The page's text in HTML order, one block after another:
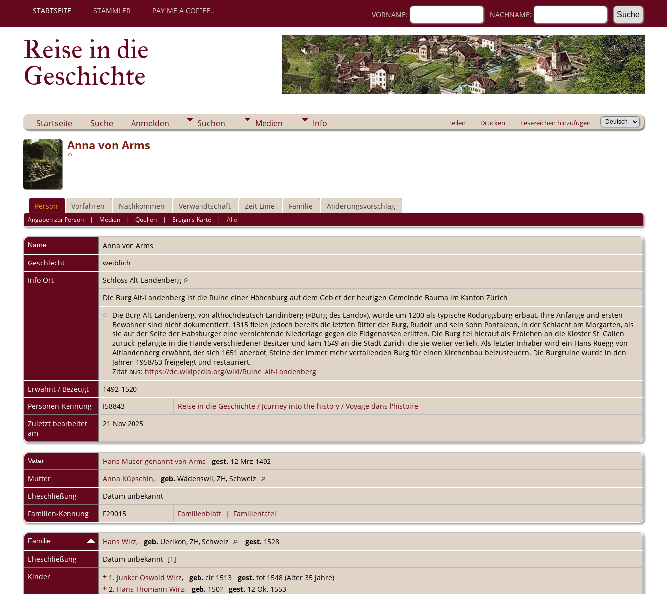
STARTSEITE STAMMLER PAY ME A COFFEE.. VORNAME: NACHNAME:
Reise in die
Geschichte
Startseite Suche Anmelden Suchen Medien Info Teilen Drucken Lesezeichen hinzufügen
Anna von Arms
Person Vorfahren Nachkommen Verwandtschaft Zeit Linie Familie Änderungsvorschlag
Angaben zur Person | Medien |Quellen | Ereignis-Karte |Alle
Name Anna von Arms
Geschlecht
weiblich
Info Ort
Schloss Alt-Landenberg
Die Burg Alt-Landenberg ist die Ruine einer Höhenburg auf dem Gebiet der heutigen Gemeinde Bauma im Kanton Zürich
Die Burg Alt-Landenberg, von althochdeutsch Landinberg («Burg des Lando»), wurde um 1200 als typische Rodungsburg erbaut. Ihre Anfänge und ersten
Bewohner sind nicht dokumentiert. 1315 fielen jedoch bereits die letzten Ritter der Burg, Rudolf und sein Sohn Pantaleon, in der Schlacht am Morgarten, als
sie auf der Seite der Habsburger eine vernichtende Niederlage gegen die Eidgenossen erlitten. Die Burg fiel hierauf als Erblehen an die Kloster St. Gallen
zurück, gelangte in die Hände verschiedener Besitzer und kam 1549 an die Stadt Zürich, die sie weiter verlieh. Als letzter Inhaber wird ein Hans Rüegg von
Altlandenberg erwähnt, der sich 1651 anerbot, Steine der immer mehr verfallenden Burg für einen Kirchenbau beizusteuern. Die Burgruine wurde in den
Jahren 1958/63 freigelegt und restauriert.
Zitat aus: https://de.wikipedia.org/wiki/Ruine_Alt-Landenberg
Erwähnt / Bezeugt
1492-1520
Personen-Kennung
I58843
Reise in die Geschichte / Journey into the history / Voyage dans l'histoire
Zuletzt bearbeitet
am
21 Nov 2025
Vater Hans Muser genannt von Arms gest. 12 Mrz 1492
Mutter
Anna Küpschin, geb. Wädenswil, ZH, Schweiz
Eheschließung
Datum unbekannt
Familien-Kennung
F29015 Familienblatt | Familientafel
Familie Hans Wirz, geb. Uerikon, ZH, Schweiz gest. 1528
Eheschließung
Datum unbekannt [1]
Kinder
+ 1. Junker Oswald Wirz, geb. cir 1513 gest. tot 1548 (Alter 35 Jahre)
+ 2. Hans Thomann Wirz, geb. 150? gest. 12 Okt 1553